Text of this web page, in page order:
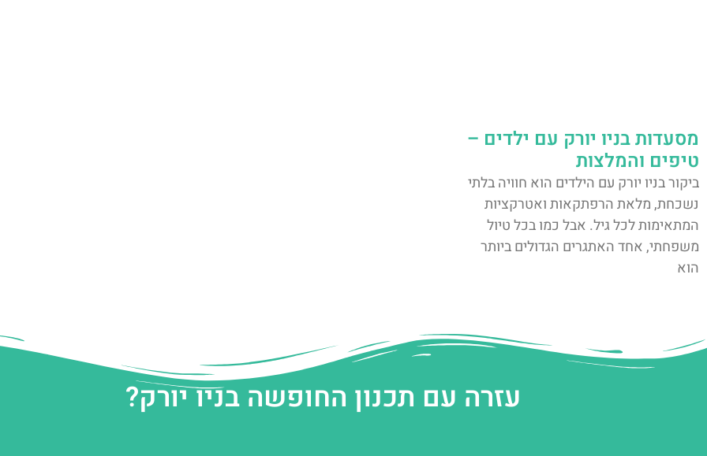
מסעדות בניו יורק עם ילדים –
טיפים והמלצות
ביקור בניו יורק עם הילדים הוא חוויה בלתי
נשכחת, מלאת הרפתקאות ואטרקציות
המתאימות לכל גיל. אבל כמו בכל טיול
משפחתי, אחד האתגרים הגדולים ביותר
הוא
עזרה עם תכנון החופשה בניו יורק?